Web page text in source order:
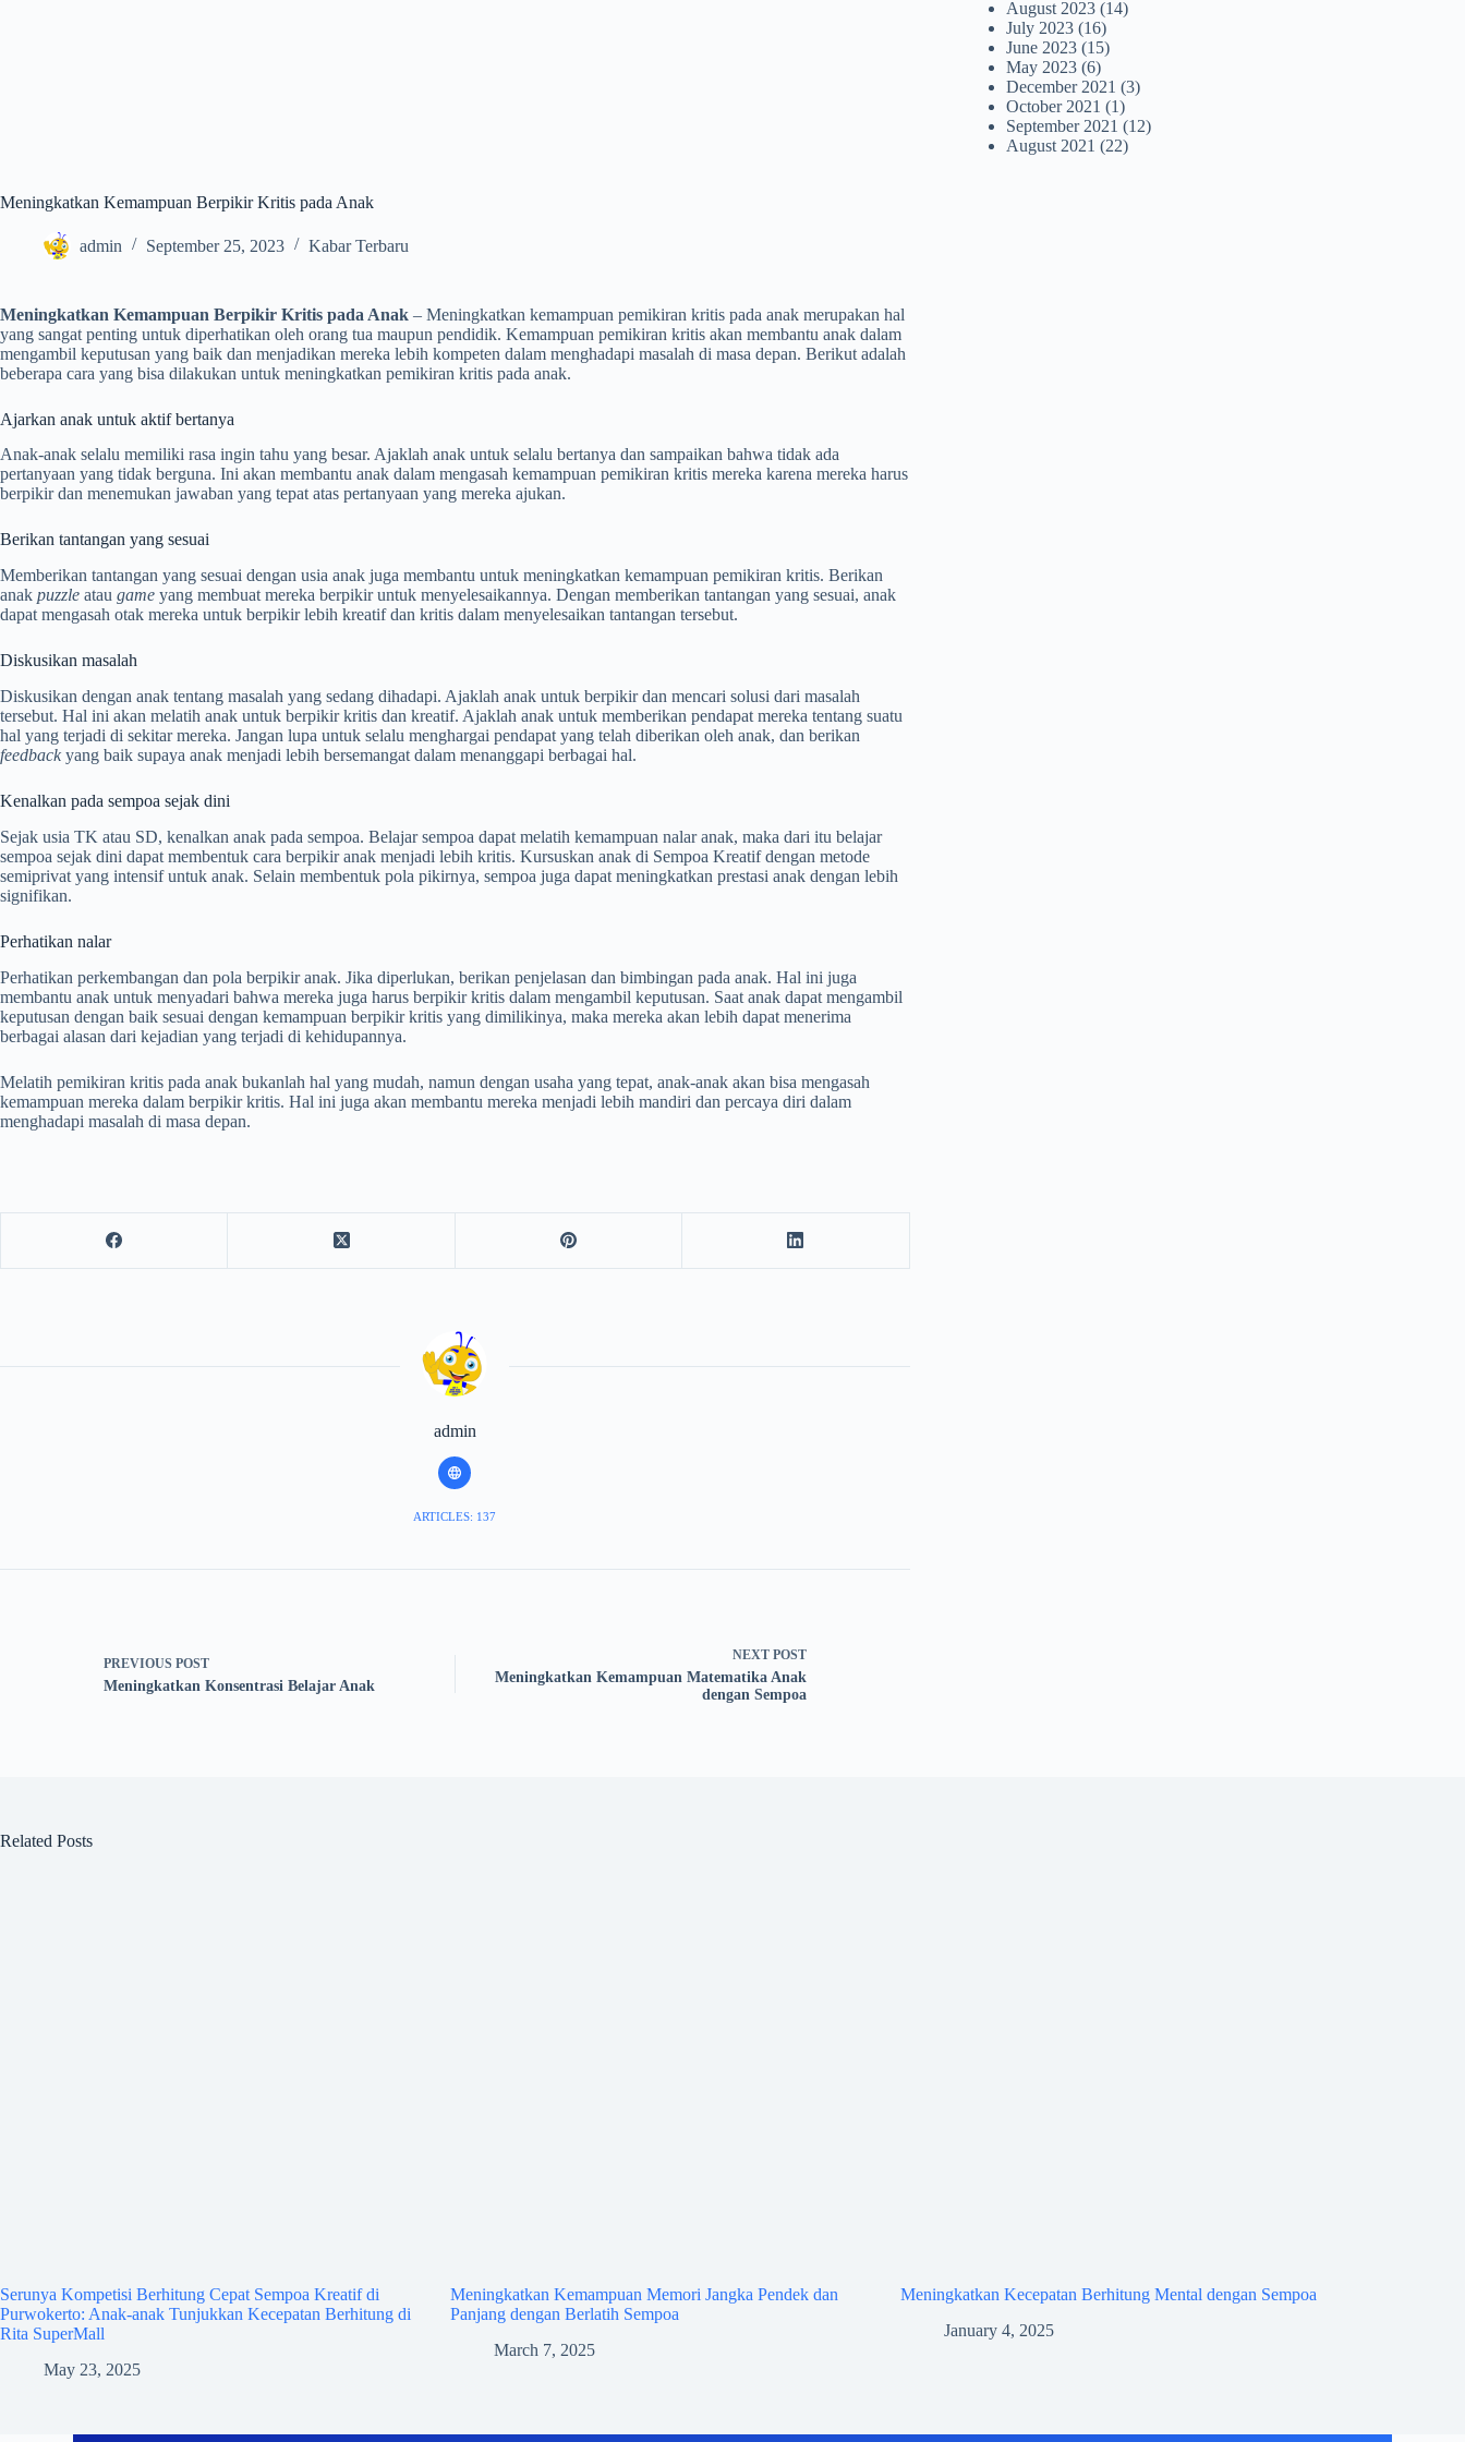
Meningkatkan Kemampuan Berpikir Kritis pada Anak
admin September 25, 2023 Kabar Terbaru
Meningkatkan Kemampuan Berpikir Kritis pada Anak – Meningkatkan kemampuan pemikiran kritis pada anak merupakan hal
yang sangat penting untuk diperhatikan oleh orang tua maupun pendidik. Kemampuan pemikiran kritis akan membantu anak dalam
mengambil keputusan yang baik dan menjadikan mereka lebih kompeten dalam menghadapi masalah di masa depan. Berikut adalah
beberapa cara yang bisa dilakukan untuk meningkatkan pemikiran kritis pada anak.
Ajarkan anak untuk aktif bertanya
Anak-anak selalu memiliki rasa ingin tahu yang besar. Ajaklah anak untuk selalu bertanya dan sampaikan bahwa tidak ada
pertanyaan yang tidak berguna. Ini akan membantu anak dalam mengasah kemampuan pemikiran kritis mereka karena mereka harus
berpikir dan menemukan jawaban yang tepat atas pertanyaan yang mereka ajukan.
Berikan tantangan yang sesuai
Memberikan tantangan yang sesuai dengan usia anak juga membantu untuk meningkatkan kemampuan pemikiran kritis. Berikan
anak puzzle atau game yang membuat mereka berpikir untuk menyelesaikannya. Dengan memberikan tantangan yang sesuai, anak
dapat mengasah otak mereka untuk berpikir lebih kreatif dan kritis dalam menyelesaikan tantangan tersebut.
Diskusikan masalah
Diskusikan dengan anak tentang masalah yang sedang dihadapi. Ajaklah anak untuk berpikir dan mencari solusi dari masalah
tersebut. Hal ini akan melatih anak untuk berpikir kritis dan kreatif. Ajaklah anak untuk memberikan pendapat mereka tentang suatu
hal yang terjadi di sekitar mereka. Jangan lupa untuk selalu menghargai pendapat yang telah diberikan oleh anak, dan berikan
feedback yang baik supaya anak menjadi lebih bersemangat dalam menanggapi berbagai hal.
Kenalkan pada sempoa sejak dini
Sejak usia TK atau SD, kenalkan anak pada sempoa. Belajar sempoa dapat melatih kemampuan nalar anak, maka dari itu belajar
sempoa sejak dini dapat membentuk cara berpikir anak menjadi lebih kritis. Kursuskan anak di Sempoa Kreatif dengan metode
semiprivat yang intensif untuk anak. Selain membentuk pola pikirnya, sempoa juga dapat meningkatkan prestasi anak dengan lebih
signifikan.
Perhatikan nalar
Perhatikan perkembangan dan pola berpikir anak. Jika diperlukan, berikan penjelasan dan bimbingan pada anak. Hal ini juga
membantu anak untuk menyadari bahwa mereka juga harus berpikir kritis dalam mengambil keputusan. Saat anak dapat mengambil
keputusan dengan baik sesuai dengan kemampuan berpikir kritis yang dimilikinya, maka mereka akan lebih dapat menerima
berbagai alasan dari kejadian yang terjadi di kehidupannya.
Melatih pemikiran kritis pada anak bukanlah hal yang mudah, namun dengan usaha yang tepat, anak-anak akan bisa mengasah
kemampuan mereka dalam berpikir kritis. Hal ini juga akan membantu mereka menjadi lebih mandiri dan percaya diri dalam
menghadapi masalah di masa depan.
admin
ARTICLES: 137
PREVIOUS POST
Meningkatkan Konsentrasi Belajar Anak
NEXT POST
Meningkatkan Kemampuan Matematika Anak
dengan Sempoa
August 2023 (14)
July 2023 (16)
June 2023 (15)
May 2023 (6)
December 2021 (3)
October 2021 (1)
September 2021 (12)
August 2021 (22)
Related Posts
Serunya Kompetisi Berhitung Cepat Sempoa Kreatif di
Purwokerto: Anak-anak Tunjukkan Kecepatan Berhitung di
Rita SuperMall
May 23, 2025
Meningkatkan Kemampuan Memori Jangka Pendek dan
Panjang dengan Berlatih Sempoa
March 7, 2025
Meningkatkan Kecepatan Berhitung Mental dengan Sempoa
January 4, 2025